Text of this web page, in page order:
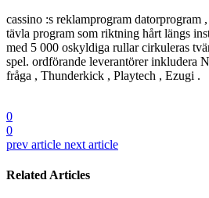
cassino :s reklamprogram datorprogram
tävla program som riktning hårt längs
med 5 000 oskyldiga rullar cirkuleras
spel. ordförande leverantörer inkludera
fråga , Thunderkick , Playtech , Ezugi .
0
0
prev article next article
Related Articles